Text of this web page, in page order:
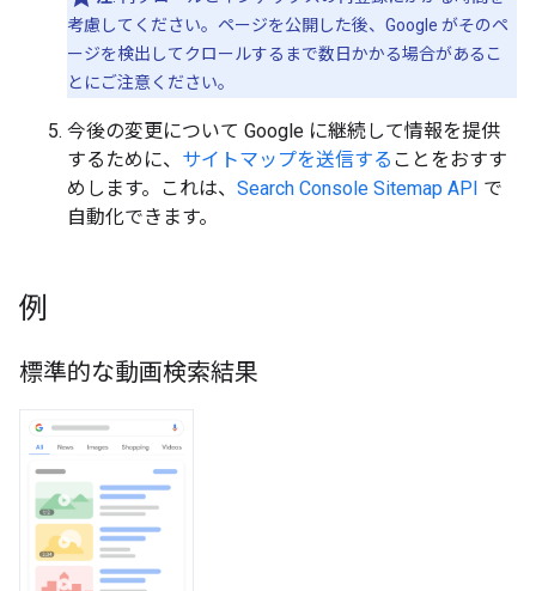
考慮してください。ページを公開した後、Google がそのペ
ージを検出してクロールするまで数日かかる場合があるこ
とにご注意ください。
今後の変更について Google に継続して情報を提供
するために、 サイトマップを送信する ことをおすす
めします。これは、 Search Console Sitemap API で
自動化できます。
例
標準的な動画検索結果